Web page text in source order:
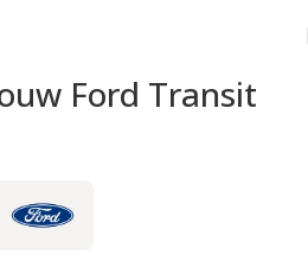
Ford Transit